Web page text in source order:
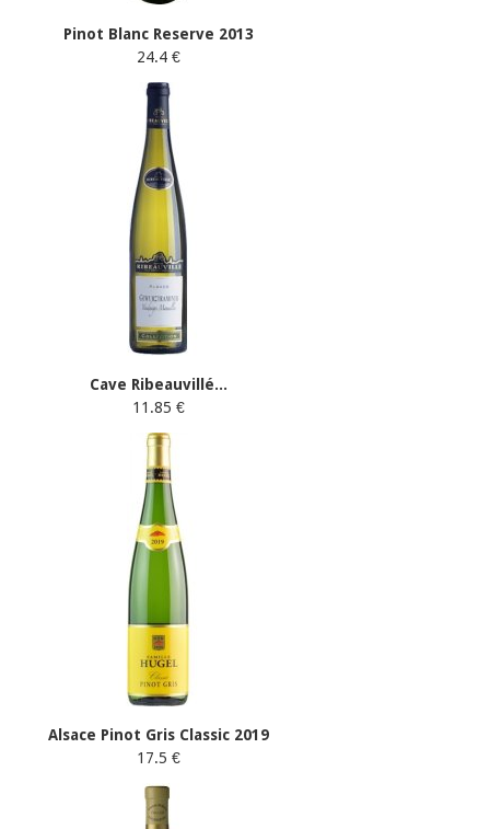
Pinot Blanc Reserve 2013
24.4 €
Cave Ribeauvillé...
11.85 €
Alsace Pinot Gris Classic 2019
17.5 €